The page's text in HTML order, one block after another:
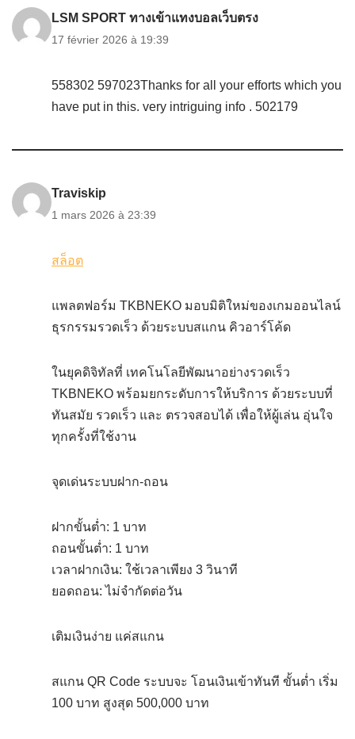
LSM SPORT ทางเข้าแทงบอลเว็บตรง
17 février 2026 à 19:39
558302 597023Thanks for all your efforts which you
have put in this. very intriguing info . 502179
Traviskip
1 mars 2026 à 23:39
สล็อต
แพลตฟอร์ม TKBNEKO มอบมิติใหม่ของเกมออนไลน์
ธุรกรรมรวดเร็ว ด้วยระบบสแกน คิวอาร์โค้ด
ในยุคดิจิทัลที่ เทคโนโลยีพัฒนาอย่างรวดเร็ว
TKBNEKO พร้อมยกระดับการให้บริการ ด้วยระบบที่
ทันสมัย รวดเร็ว และ ตรวจสอบได้ เพื่อให้ผู้เล่น อุ่นใจ
ทุกครั้งที่ใช้งาน
จุดเด่นระบบฝาก-ถอน
ฝากขั้นต่ำ: 1 บาท
ถอนขั้นต่ำ: 1 บาท
เวลาฝากเงิน: ใช้เวลาเพียง 3 วินาที
ยอดถอน: ไม่จำกัดต่อวัน
เติมเงินง่าย แค่สแกน
สแกน QR Code ระบบจะ โอนเงินเข้าทันที ขั้นต่ำ เริ่ม
100 บาท สูงสุด 500,000 บาท